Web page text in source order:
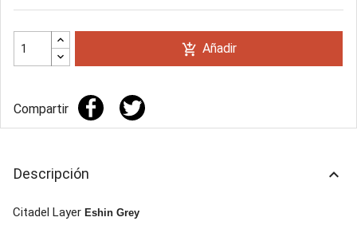
add_shopping_cart Añadir
Compartir
Descripción keyboard_arrow_up
Citadel Layer Eshin Grey